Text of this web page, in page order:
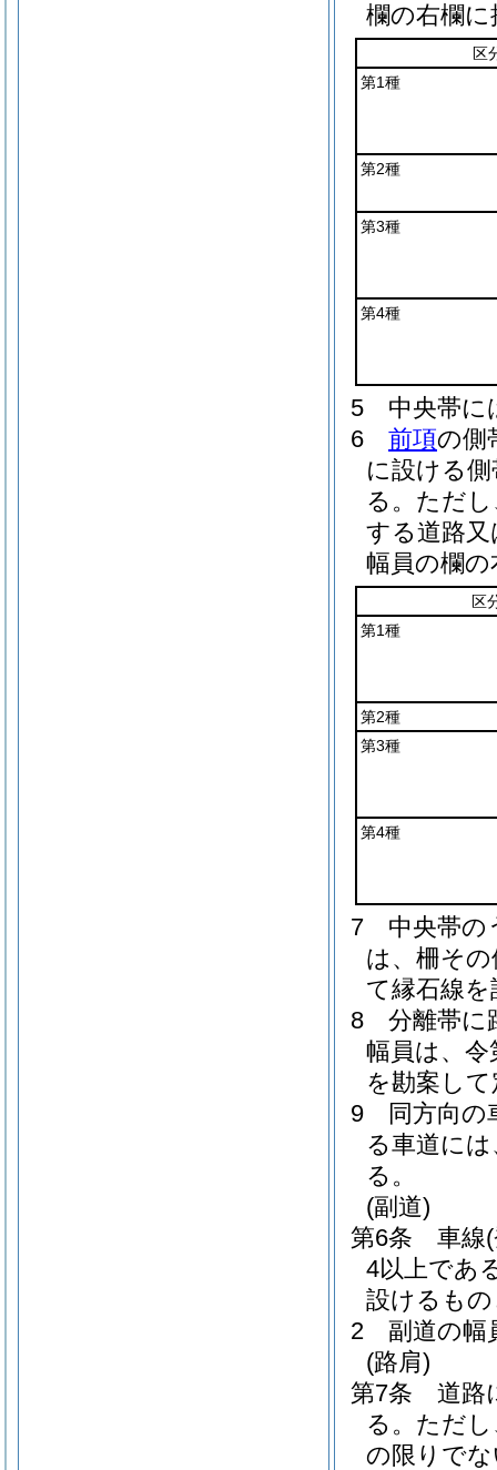
欄の右欄
区
第1種
第2種
第3種
第4種
5
中央帯に
6
前項の側
に設ける
る。 ただ
する道路
幅員の欄
区
第1種
第2種
第3種
第4種
7
中央帯の
は、柵そ
て縁石線
8
分離帯に
幅員は、
を勘案し
9
同方向
る車道に
る。
(副道)
第6条
車線
4以上であ
設けるも
2
副道の幅
(路肩)
第7条
道路
る。 ただ
の限りで